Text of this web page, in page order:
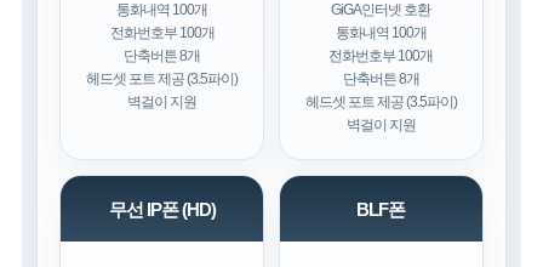
통화내역 100개
전화번호부 100개
단축버튼 8개
헤드셋 포트 제공 (3.5파이)
벽걸이 지원
GiGA인터넷 호환
통화내역 100개
전화번호부 100개
단축버튼 8개
헤드셋 포트 제공 (3.5파이)
벽걸이 지원
무선 IP폰 (HD) BLF폰